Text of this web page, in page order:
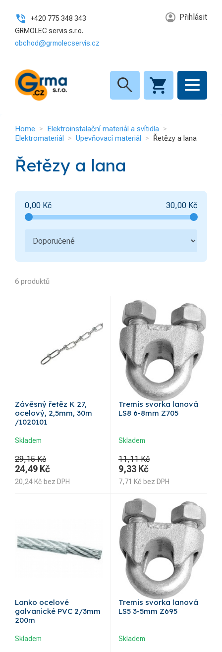
+420 775 348 343
GRMOLEC servis s.r.o.
obchod@grmolecservis.cz
Přihlásit
search
Home
Elektroinstalační materiál a svítidla
Elektromateriál
Upevňovací materiál Řetězy a lana
Řetězy a lana
0,00 Kč 30,00 Kč
6 produktů
Závěsný řetěz K 27,
ocelový, 2,5mm, 30m
/1020101
Skladem
29,15 Kč
24,49 Kč
20,24 Kč bez DPH
Tremis svorka lanová
LS8 6-8mm Z705
Skladem
11,11 Kč
9,33 Kč
7,71 Kč bez DPH
Lanko ocelové
galvanické PVC 2/3mm
200m
Skladem
Tremis svorka lanová
LS5 3-5mm Z695
Skladem